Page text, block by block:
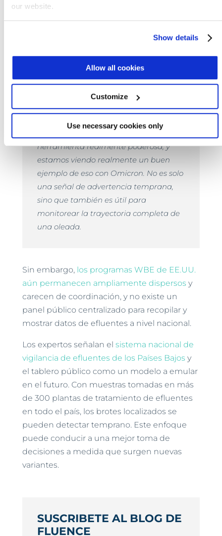
our website.
Show details
Allow all cookies
Customize
Use necessary cookies only
lo siguiente:
La vigilancia de efluentes es una
herramienta realmente poderosa, y
estamos viendo realmente un buen
ejemplo de eso con Omicron. No es solo
una señal de advertencia temprana,
sino que también es útil para
monitorear la trayectoria completa de
una oleada.
Sin embargo, los programas WBE de EE.UU.
aún permanecen ampliamente dispersos y
carecen de coordinación, y no existe un
panel público centralizado para recopilar y
mostrar datos de efluentes a nivel nacional.
Los expertos señalan el sistema nacional de
vigilancia de efluentes de los Países Bajos y
el tablero público como un modelo a emular
en el futuro. Con muestras tomadas en más
de 300 plantas de tratamiento de efluentes
en todo el país, los brotes localizados se
pueden detectar temprano. Este enfoque
puede conducir a una mejor toma de
decisiones a medida que surgen nuevas
variantes.
SUSCRIBETE AL BLOG DE
FLUENCE